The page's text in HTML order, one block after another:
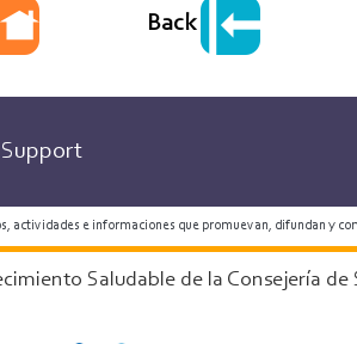
Back
Support
actividades e informaciones que promuevan, difundan y
Saludable de la Consejería de